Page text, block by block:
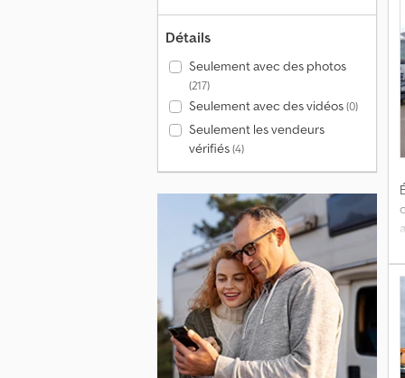
Détails
Seulement avec des photos
(217)
Seulement avec des vidéos(0)
Seulement les vendeurs
vérifiés(4)